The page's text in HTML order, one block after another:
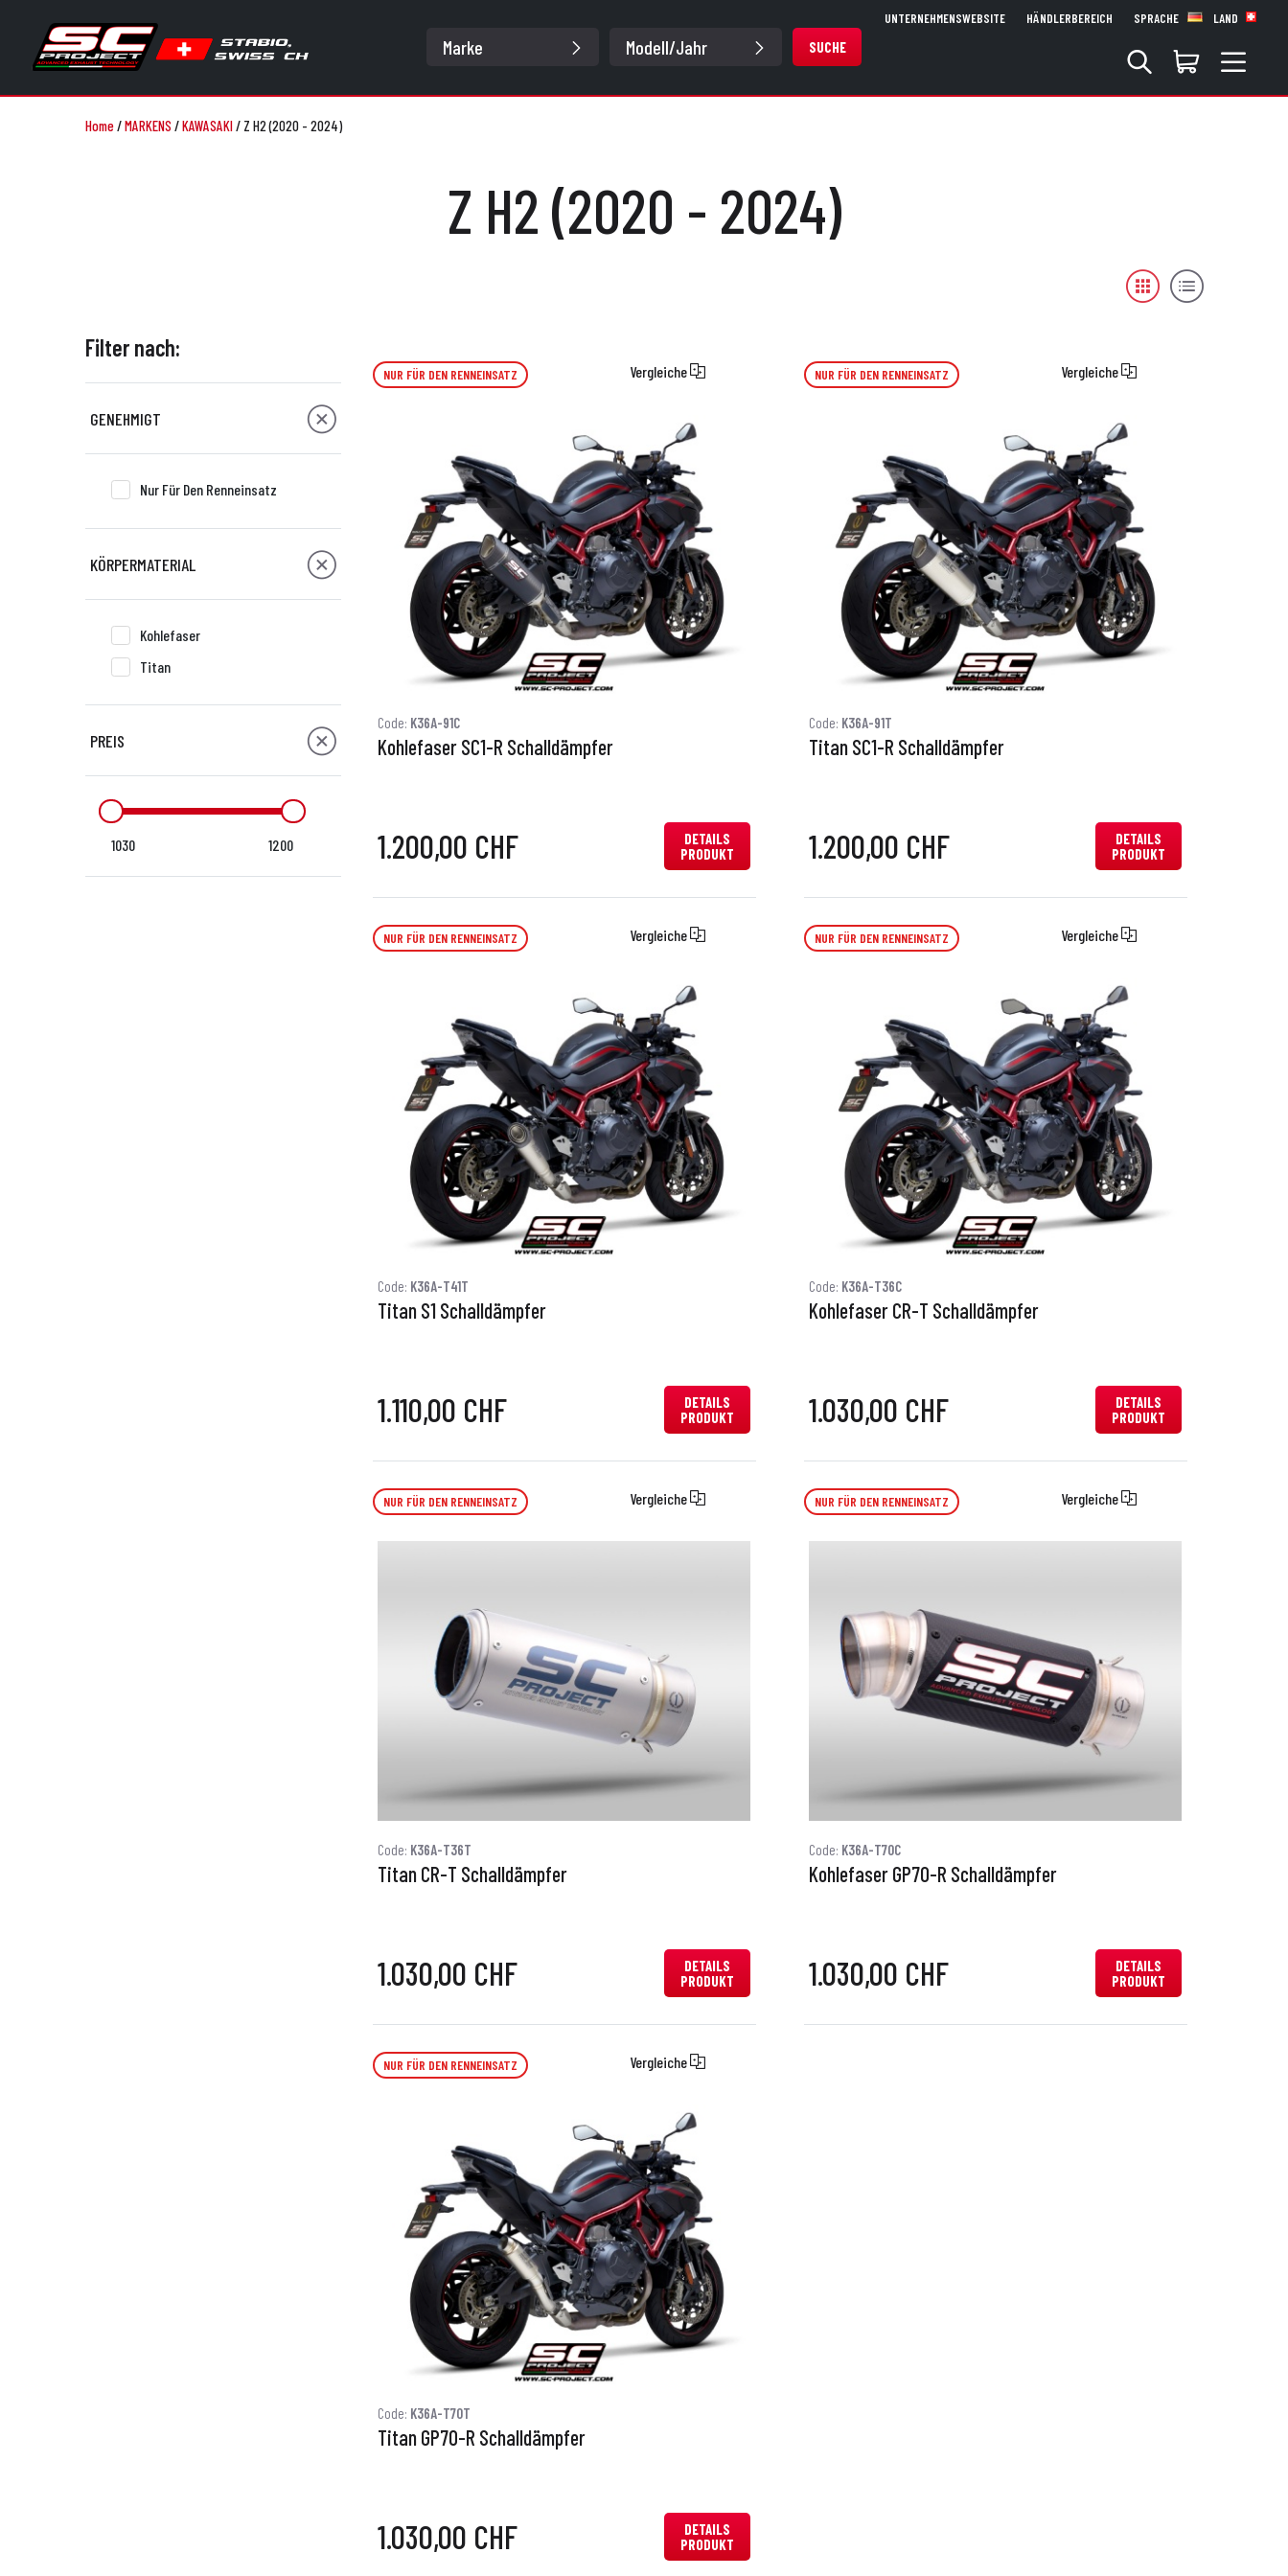
SUCHE
UNTERNEHMENSWEBSITE HÄNDLERBEREICH SPRACHE LAND
Home/MARKENS /KAWASAKI/ Z H2 (2020 - 2024)
Z H2 (2020 - 2024)
Filter nach:
GENEHMIGT
Nur Für Den Renneinsatz
KÖRPERMATERIAL
Kohlefaser
Titan
PREIS
1030 1200
NUR FÜR DEN RENNEINSATZ Vergleiche
Code: K36A-91C
Kohlefaser SC1-R Schalldämpfer
1.200,00 CHF
DETAILS
PRODUKT
NUR FÜR DEN RENNEINSATZ Vergleiche
Code: K36A-91T
Titan SC1-R Schalldämpfer
1.200,00 CHF
DETAILS
PRODUKT
NUR FÜR DEN RENNEINSATZ Vergleiche
Code: K36A-T41T
Titan S1 Schalldämpfer
1.110,00 CHF
DETAILS
PRODUKT
NUR FÜR DEN RENNEINSATZ Vergleiche
Code: K36A-T36C
Kohlefaser CR-T Schalldämpfer
1.030,00 CHF
DETAILS
PRODUKT
NUR FÜR DEN RENNEINSATZ Vergleiche
Code: K36A-T36T
Titan CR-T Schalldämpfer
1.030,00 CHF
DETAILS
PRODUKT
NUR FÜR DEN RENNEINSATZ Vergleiche
Code: K36A-T70C
Kohlefaser GP70-R Schalldämpfer
1.030,00 CHF
DETAILS
PRODUKT
NUR FÜR DEN RENNEINSATZ Vergleiche
Code: K36A-T70T
Titan GP70-R Schalldämpfer
1.030,00 CHF
DETAILS
PRODUKT